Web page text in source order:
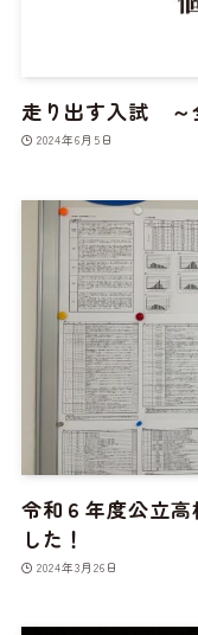
走り出す入試 ～
2024年6月5日
令和６年度公立
した！
2024年3月26日